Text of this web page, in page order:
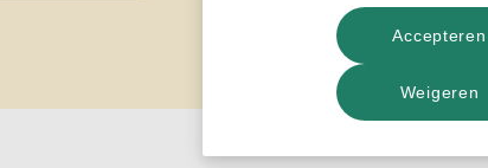
Weigeren
Accepteren